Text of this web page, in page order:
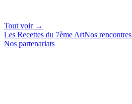
Tout voir →
Les Recettes du 7ème ArtNos rencontres
Nos partenariats